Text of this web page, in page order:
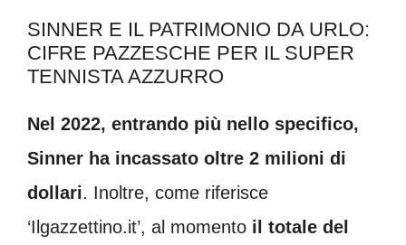
SINNER E IL PATRIMONIO DA URLO:
CIFRE PAZZESCHE PER IL SUPER
TENNISTA AZZURRO
Nel 2022, entrando più nello specifico,
Sinner ha incassato oltre 2 milioni di
dollari. Inoltre, come riferisce
‘Ilgazzettino.it’, al momento il totale del